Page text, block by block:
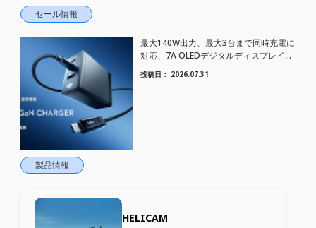
セール情報
製品情報
最大140W出力、最大3台まで同時充電に
対応、7A OLEDデジタルディスプレイケ
ーブル対応、GaN技術搭載｜コンパクト
急速充電器 DJI Power 140W GaN 充電
投稿日： 2026.07.31
HELICAM